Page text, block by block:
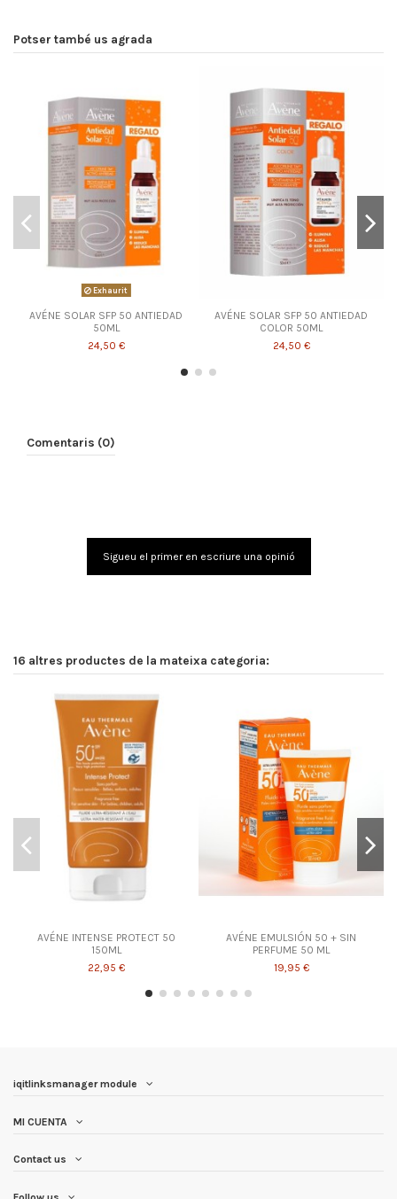
Potser també us agrada
Exhaurit
AVÉNE SOLAR SFP 50 ANTIEDAD
50ML
24,50 €
AVÉNE SOLAR SFP 50 ANTIEDAD
COLOR 50ML
24,50 €
Comentaris (0)
Sigueu el primer en escriure una opinió
16 altres productes de la mateixa categoria:
AVÉNE INTENSE PROTECT 50
150ML
22,95 €
AVÉNE EMULSIÓN 50 + SIN
PERFUME 50 ML
19,95 €
iqitlinksmanager module
MI CUENTA
Contact us